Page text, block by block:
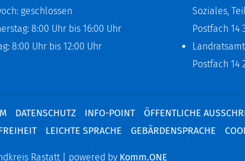
geschlossen
8:00 Uhr bis 16:00 Uhr
8:00 Uhr bis 12:00 Uhr
Soziales,
Postfach 14
Postfach 14
DATENSCHUTZ INFO-POINT
ÖFFENTLICHE
LEICHTE SPRACHE GEBÄRDENSPRACHE
Rastatt | powered by Komm.ONE